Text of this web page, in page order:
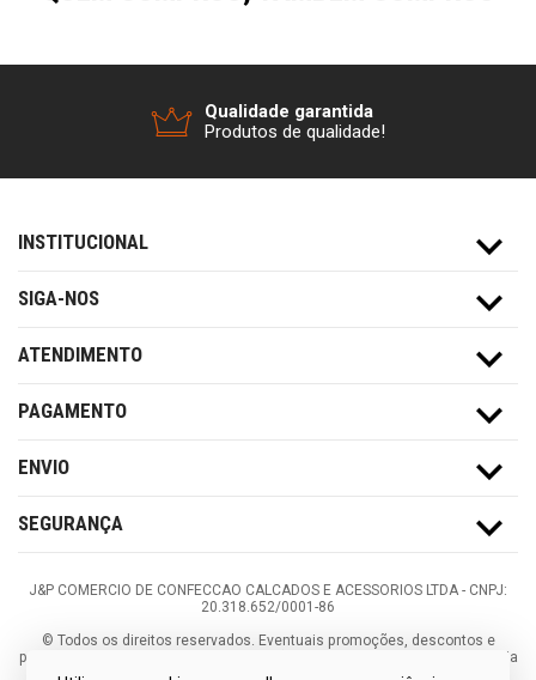
Qualidade garantida
Produtos de qualidade!
INSTITUCIONAL
SIGA-NOS
ATENDIMENTO
PAGAMENTO
ENVIO
SEGURANÇA
J&P COMERCIO DE CONFECCAO CALCADOS E ACESSORIOS LTDA - CNPJ:
20.318.652/0001-86
© Todos os direitos reservados. Eventuais promoções, descontos e
prazos de pagamento expostos aqui são válidos apenas para compras via
internet. As fotos, textos e layout aqui veiculados são de propriedade da